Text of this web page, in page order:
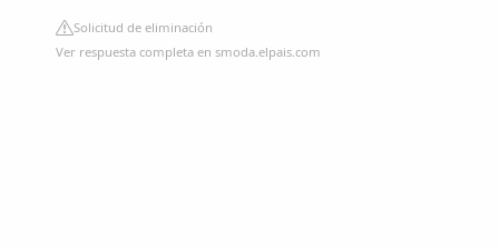
Solicitud de eliminación
Ver respuesta completa en smoda.elpais.com